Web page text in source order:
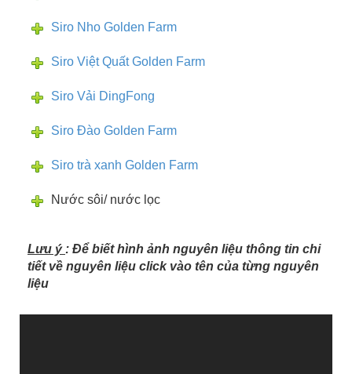
Siro Nho Golden Farm
Siro Việt Quất Golden Farm
Siro Vải DingFong
Siro Đào Golden Farm
Siro trà xanh Golden Farm
Nước sôi/ nước lọc
Lưu ý : Để biết hình ảnh nguyên liệu thông tin chi
tiết về nguyên liệu click vào tên của từng nguyên
liệu